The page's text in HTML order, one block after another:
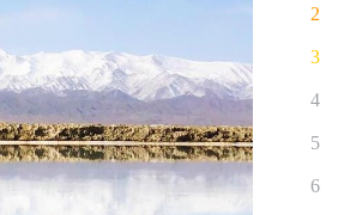
2
3
4
5
6